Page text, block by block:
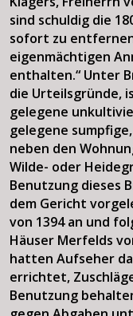
sind schuldig die
sofort zu
eigenmächtigen
enthalten.“ Unter
die Urteilsgründe,
gelegene
gelegene
neben den
Wilde- oder
Benutzung dieses
dem Gericht
von 1394 an und
Häuser Merfelds
hatten Aufseher
errichtet,
Benutzung